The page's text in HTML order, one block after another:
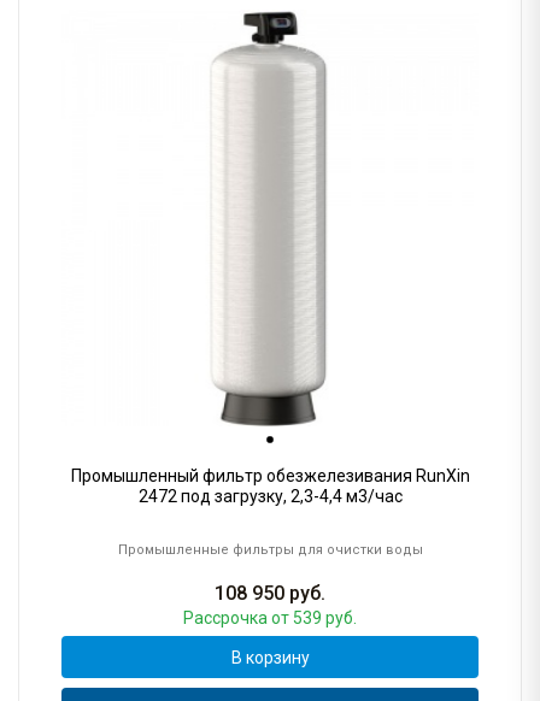
Промышленный фильтр обезжелезивания RunXin
2472 под загрузку, 2,3-4,4 м3/час
Промышленные фильтры для очистки воды
108 950 руб.
Рассрочка от 539 руб.
В корзину